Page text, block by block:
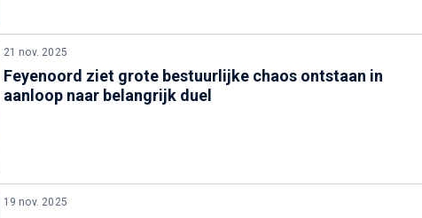
21 nov. 2025
Feyenoord ziet grote bestuurlijke chaos ontstaan in
aanloop naar belangrijk duel
19 nov. 2025